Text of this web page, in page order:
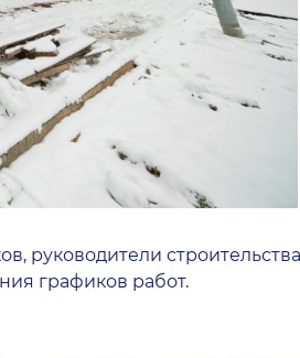
руководители
графиков работ.